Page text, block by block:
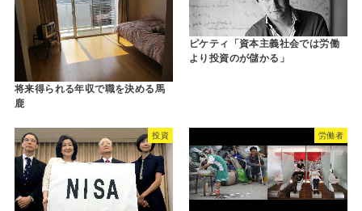
将来得られる年収で職を決める馬
鹿
ピケティ「資本主義社会では労働
より投資のが儲かる」
投資 労働者